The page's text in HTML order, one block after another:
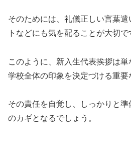
そのためには、礼儀正しい言葉
トなどにも気を配ることが大切で
このように、新入生代表挨拶は単
学校全体の印象を決定づける重要
その責任を自覚し、しっかりと
のカギとなるでしょう。